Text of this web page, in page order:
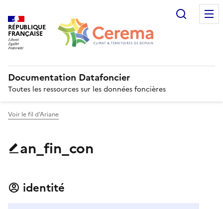
RÉPUBLIQUE
FRANÇAISE
Documentation Datafoncier
Toutes les ressources sur les données foncières
Voir le fil d’Ariane
an_fin_con
identité